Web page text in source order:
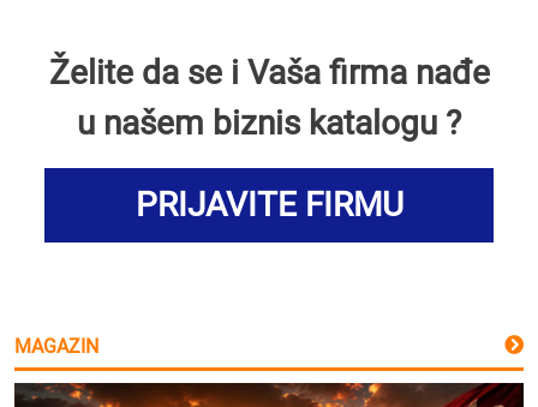
Želite da se i Vaša firma nađe
u našem biznis katalogu ?
PRIJAVITE FIRMU
MAGAZIN